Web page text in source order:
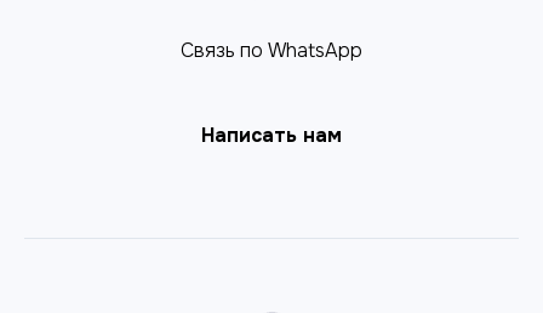
Связь по WhatsApp
Написать нам